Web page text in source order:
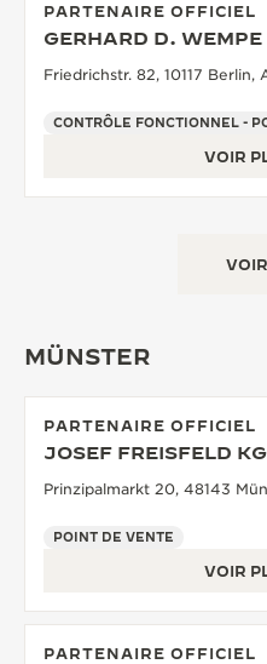
PARTENAIRE OFFICIEL
GERHARD D.
Friedrichstr. 82, 10117 Berlin,
CONTRÔLE FONCTIONNEL -
VOIR
MÜNSTER
PARTENAIRE OFFICIEL
JOSEF FREISFELD KG
Prinzipalmarkt 20, 48143
POINT DE VENTE
VOIR
PARTENAIRE OFFICIEL